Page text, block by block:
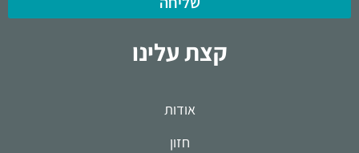
קצת עלינו
אודות
חזון